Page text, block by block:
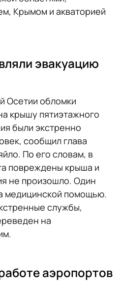
Крымом и акваторией
эвакуацию
Осетии обломки
крышу пятиэтажного
были экстренно
сообщил глава
По его словам, в
повреждены крыша и
не произошло. Один
медицинской помощью.
службы,
на
аэропортов